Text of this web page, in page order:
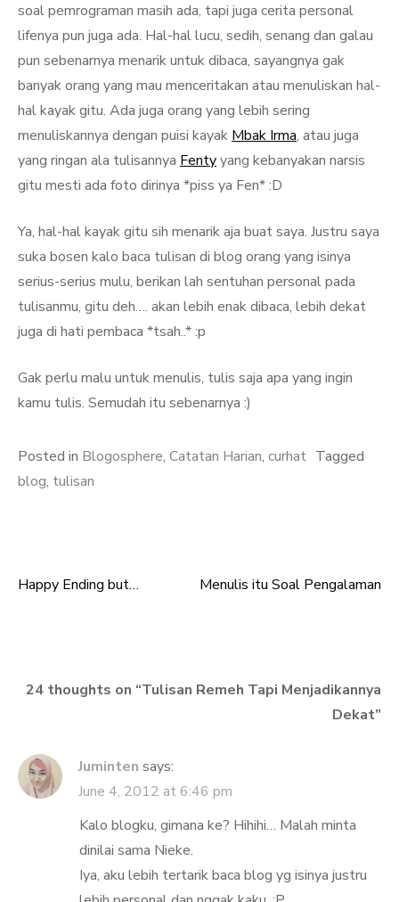
soal pemrograman masih ada, tapi juga cerita personal
lifenya pun juga ada. Hal-hal lucu, sedih, senang dan galau
pun sebenarnya menarik untuk dibaca, sayangnya gak
banyak orang yang mau menceritakan atau menuliskan hal-
hal kayak gitu. Ada juga orang yang lebih sering
menuliskannya dengan puisi kayak Mbak Irma, atau juga
yang ringan ala tulisannya Fentyyang kebanyakan narsis
gitu mesti ada foto dirinya *piss ya Fen* :D
Ya, hal-hal kayak gitu sih menarik aja buat saya. Justru saya
suka bosen kalo baca tulisan di blog orang yang isinya
serius-serius mulu, berikan lah sentuhan personal pada
tulisanmu, gitu deh…. akan lebih enak dibaca, lebih dekat
juga di hati pembaca *tsah..* :p
Gak perlu malu untuk menulis, tulis saja apa yang ingin
kamu tulis. Semudah itu sebenarnya :)
Posted in Blogosphere, Catatan Harian, curhat Tagged
blog, tulisan
Post
Happy Ending but… Menulis itu Soal Pengalaman
24 thoughts on “Tulisan Remeh Tapi Menjadikannya
Dekat”
Juminten says:
June 4, 2012 at 6:46 pm
Kalo blogku, gimana ke? Hihihi… Malah minta
dinilai sama Nieke.
Iya, aku lebih tertarik baca blog yg isinya justru